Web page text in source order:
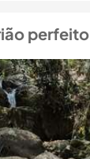
perfeito